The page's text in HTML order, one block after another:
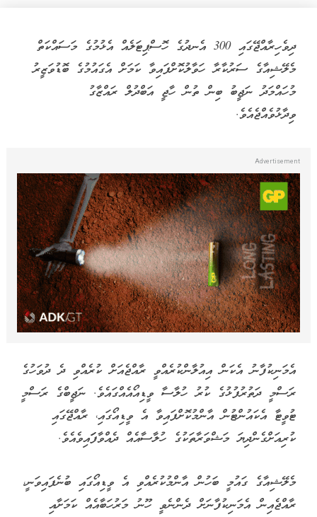
ދިވެހިރާއްޖޭގައި 300 އެނދުގެ ހޮސްޕިޓަލެއް އެޅުމުގެ މަސައްކަތް
މެލޭޝިއާގެ ސަރުކާރާ ހަވާލުކޮށްފައިވާ ކަމަށް އެގައުމުގެ ބޮޑުވަޒީރު
މުހައްމަދު ނަޖީބު ބިން ތުން ހާޖީ އަބްދުލް ރައްޒާގު
ވިދާޅުވެއްޖެއެވެ.
އެމަނިކުފާނު އެކަން އިއުލާންކުރެއްވީ ރާއްޖެއަށް ކުރެއްވި ދެ ދުވަހުގެ
ރަސްމީ ދަތުރުފުޅުގެ ކުރު ހުލާސާ ވީޑިއޯއެއްގައެވެ. ނަޖީބްގެ ރަސްމީ
ޓުވީޓާ އެކައުންޓުން އާންމުކޮށްފައިވާ އެ ވީޑިއޯގައި، ރާއްޖޭގައި
ކުރިއަށްގެންދިޔަ މަޝްވަރާތަކުގެ ހުލާސާއެއް ދެއްވާފަައިވެއެވެ.
މެލޭޝިއާގެ ގައުމީ ބަހުން އާންމުކުރެއްވި އެ ވީޑިއޯގައި ބުނެފައިވަނީ،
ރާއްޖެއިން އެމަނިކުފާނަށް ދެންނެވީ ހޫނު މަރުހަބާއެއް ކަމަށާއި